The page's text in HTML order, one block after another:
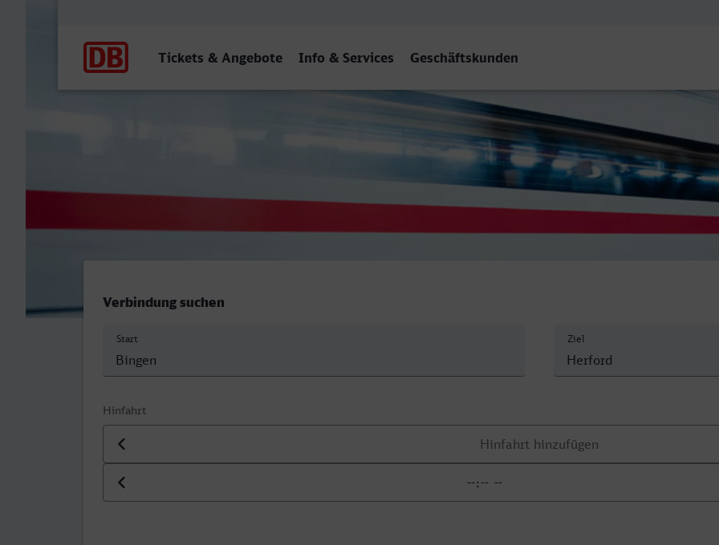
Tickets & Angebote Info & Services Geschäftskunden
Bingen (Rhein) Hbf - Herford
Verbindung suchen
Start Ziel
Hinfahrt
Datum der Hinfahrt
Uhrzeit der Hinfahrt